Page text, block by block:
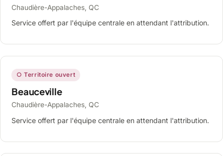
Chaudière-Appalaches, QC
Service offert par l'équipe centrale en attendant l'attribution.
○ Territoire ouvert
Beauceville
Chaudière-Appalaches, QC
Service offert par l'équipe centrale en attendant l'attribution.